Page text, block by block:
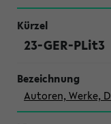
23-GER-PLit3
Autoren, Werke,